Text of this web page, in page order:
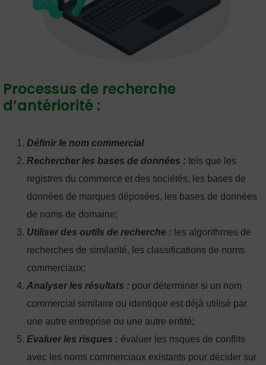
Processus de recherche
d’antériorité :
Définir le nom commercial
Rechercher les bases de données : tels que les
registres du commerce et des sociétés, les bases de
données de marques déposées, les bases de données
de noms de domaine;
Utiliser des outils de recherche : les algorithmes de
recherches de similarité, les classifications de noms
commerciaux;
Analyser les résultats : pour déterminer si un nom
commercial similaire ou identique est déjà utilisé par
une autre entreprise ou une autre entité;
Evaluer les risques : évaluer les risques de conflits
avec les noms commerciaux existants pour décider sur